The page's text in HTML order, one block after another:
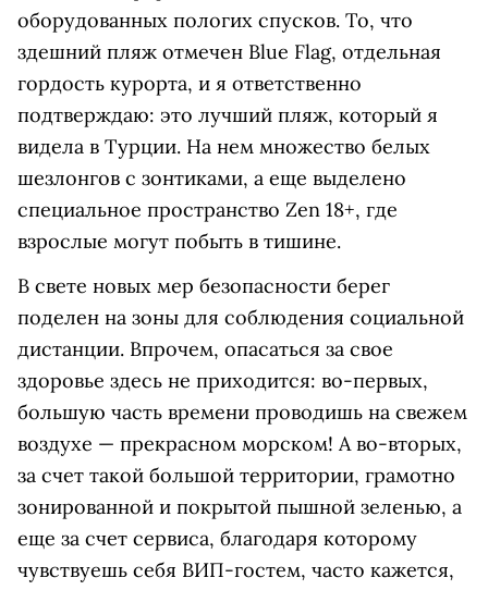
оборудованных пологих спусков. То, что
здешний пляж отмечен Blue Flag, отдельная
гордость курорта, и я ответственно
подтверждаю: это лучший пляж, который я
видела в Турции. На нем множество белых
шезлонгов с зонтиками, а еще выделено
специальное пространство Zen 18+, где
взрослые могут побыть в тишине.
В свете новых мер безопасности берег
поделен на зоны для соблюдения социальной
дистанции. Впрочем, опасаться за свое
здоровье здесь не приходится: во-первых,
большую часть времени проводишь на свежем
воздухе — прекрасном морском! А во-вторых,
за счет такой большой территории, грамотно
зонированной и покрытой пышной зеленью, а
еще за счет сервиса, благодаря которому
чувствуешь себя ВИП-гостем, часто кажется,